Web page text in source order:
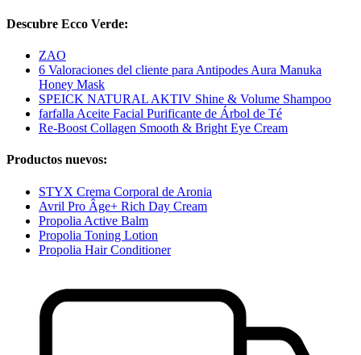
Descubre Ecco Verde:
ZAO
6 Valoraciones del cliente para Antipodes Aura Manuka
Honey Mask
SPEICK NATURAL AKTIV Shine & Volume Shampoo
farfalla Aceite Facial Purificante de Árbol de Té
Re-Boost Collagen Smooth & Bright Eye Cream
Productos nuevos:
STYX Crema Corporal de Aronia
Avril Pro Âge+ Rich Day Cream
Propolia Active Balm
Propolia Toning Lotion
Propolia Hair Conditioner